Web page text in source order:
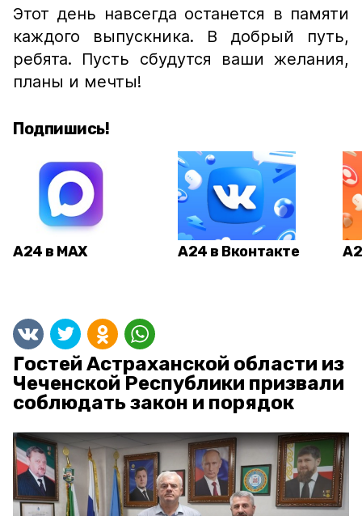
Этот день навсегда останется в памяти
каждого выпускника. В добрый путь,
ребята. Пусть сбудутся ваши желания,
планы и мечты!
Подпишись!
А24 в MAX А24 в Вконтакте
Гостей Астраханской области из
Чеченской Республики призвали
соблюдать закон и порядок